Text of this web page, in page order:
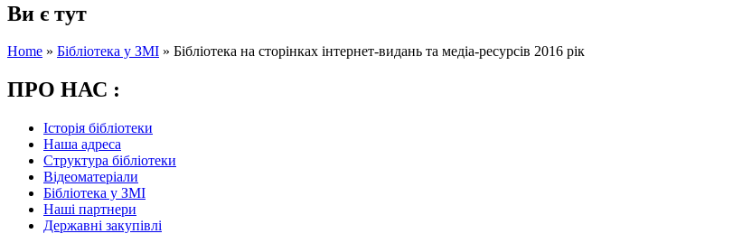
Ви є тут
Home » Бібліотека у ЗМІ » Бібліотека на сторінках інтернет-видань та медіа-ресурсів 2016 рік
ПРО НАС :
Історія бібліотеки
Наша адреса
Структура бібліотеки
Відеоматеріали
Бібліотека у ЗМІ
Наші партнери
Державні закупівлі